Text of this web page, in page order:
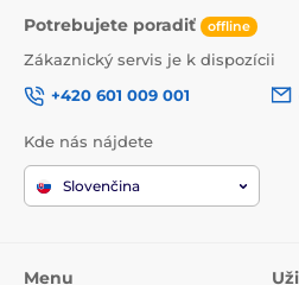
Potrebujete poradiť offline
Zákaznický servis je k dispozícii
+420 601 009 001
Kde nás nájdete
Slovenčina
Menu